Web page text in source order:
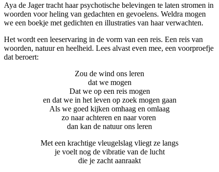
Aya de Jager tracht haar psychotische belevingen te laten stromen in
woorden voor heling van gedachten en gevoelens. Weldra mogen
we een boekje met gedichten en illustraties van haar verwachten.
Het wordt een leeservaring in de vorm van een reis. Een reis van
woorden, natuur en heelheid. Lees alvast even mee, een voorproefje
dat beroert:
Zou de wind ons leren
dat we mogen
Dat we op een reis mogen
en dat we in het leven op zoek mogen gaan
Als we goed kijken omhaag en omlaag
zo naar achteren en naar voren
dan kan de natuur ons leren
Met een krachtige vleugelslag vliegt ze langs
je voelt nog de vibratie van de lucht
die je zacht aanraakt